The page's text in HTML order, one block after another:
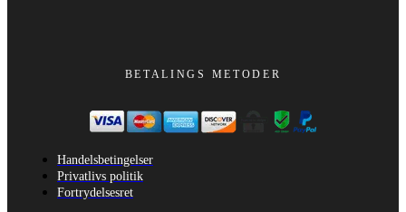
BETALINGS METODER
Handelsbetingelser
Privatlivs politik
Fortrydelsesret